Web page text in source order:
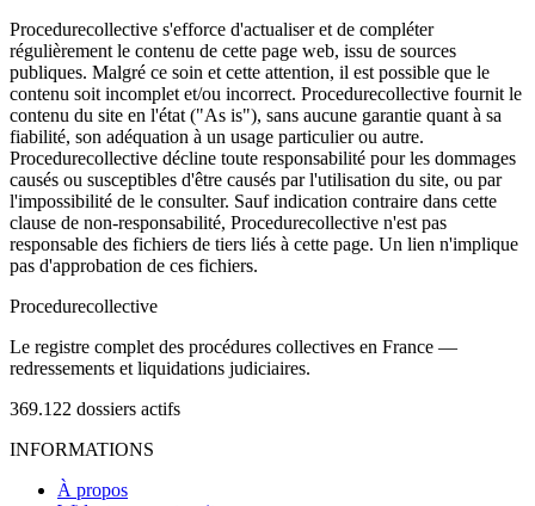
Procedurecollective s'efforce d'actualiser et de compléter
régulièrement le contenu de cette page web, issu de sources
publiques. Malgré ce soin et cette attention, il est possible que le
contenu soit incomplet et/ou incorrect. Procedurecollective fournit le
contenu du site en l'état ("As is"), sans aucune garantie quant à sa
fiabilité, son adéquation à un usage particulier ou autre.
Procedurecollective décline toute responsabilité pour les dommages
causés ou susceptibles d'être causés par l'utilisation du site, ou par
l'impossibilité de le consulter. Sauf indication contraire dans cette
clause de non-responsabilité, Procedurecollective n'est pas
responsable des fichiers de tiers liés à cette page. Un lien n'implique
pas d'approbation de ces fichiers.
Procedurecollective
Le registre complet des procédures collectives en France —
redressements et liquidations judiciaires.
369.122 dossiers actifs
INFORMATIONS
À propos